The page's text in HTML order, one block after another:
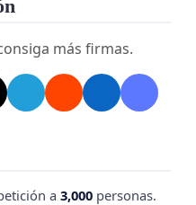
más firmas.
a 3,000 personas.